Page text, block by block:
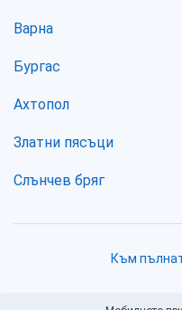
Варна
Бургас
Ахтопол
Златни пясъци
Слънчев бряг
Към